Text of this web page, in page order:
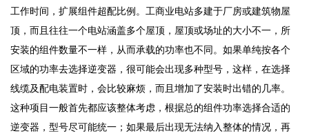
工作时间，扩展组件超配比例。工商业电站多建于厂房或建筑物屋
顶，而且往往一个电站涵盖多个屋顶，屋顶或场址的大小不一，所
安装的组件数量不一样，从而承载的功率也不同。如果单纯按各个
区域的功率去选择逆变器，很可能会出现多种型号，这样，在选择
线缆及配电装置时，会比较麻烦，而且增加了安装时出错的几率。
这种项目一般首先都应该整体考虑，根据总的组件功率选择合适的
逆变器，型号尽可能统一；如果最后出现无法纳入整体的情况，再